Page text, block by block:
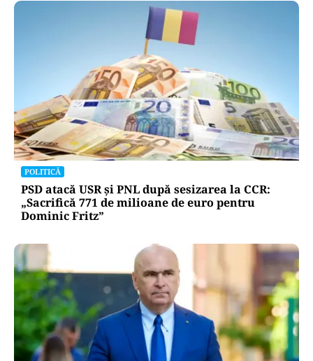
POLITICĂ
PSD atacă USR și PNL după sesizarea la CCR:
„Sacrifică 771 de milioane de euro pentru
Dominic Fritz”